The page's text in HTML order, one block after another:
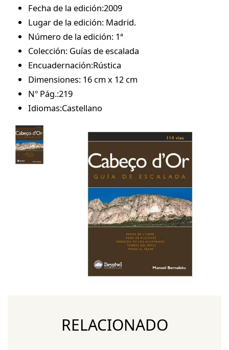
Fecha de la edición:2009
Lugar de la edición: Madrid.
Número de la edición: 1ª
Colección: Guías de escalada
Encuadernación:Rústica
Dimensiones: 16 cm x 12 cm
Nº Pág.:219
Idiomas:Castellano
RELACIONADO